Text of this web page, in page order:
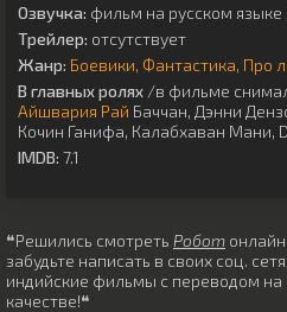
Озвучка: фильм на русском языке
Трейлер: отсутствует
Жанр: Боевики Фантастика Про
В главных ролях /в фильме
Айшвария Рай Баччан, Дэнни
Кочин Ганифа, Калабхаван Мани,
IMDB: 7.1
❝Решились смотреть Робот
забудьте написать в своих соц.
индийские фильмы с переводом на
качестве!❝